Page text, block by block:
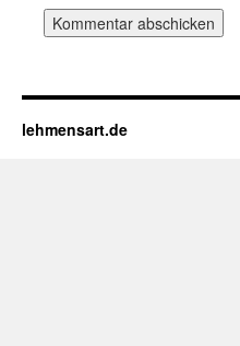
lehmensart.de